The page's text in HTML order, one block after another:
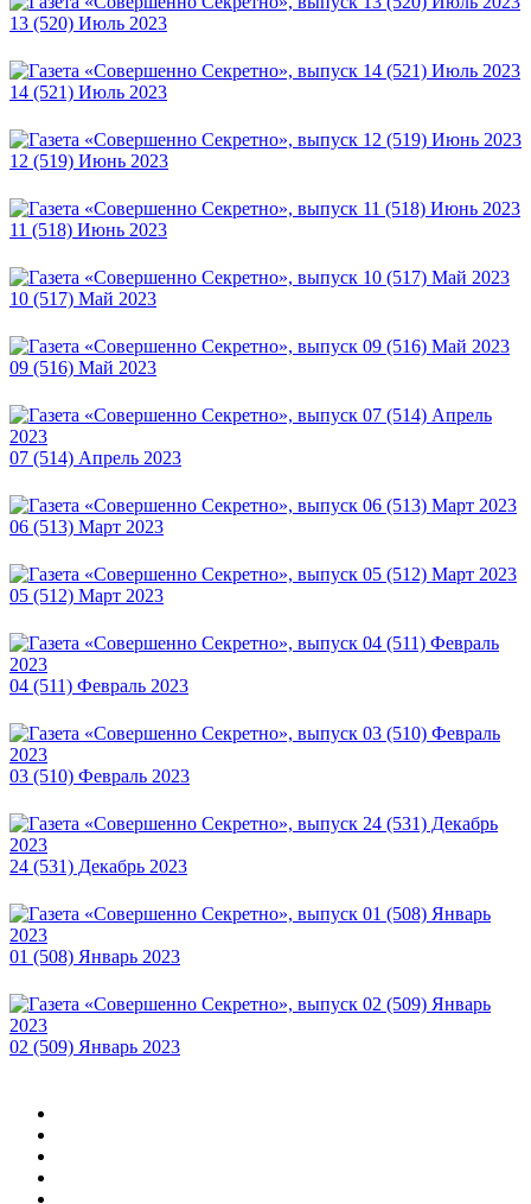
13 (520) Июль 2023
14 (521) Июль 2023
12 (519) Июнь 2023
11 (518) Июнь 2023
10 (517) Май 2023
09 (516) Май 2023
07 (514) Апрель 2023
06 (513) Март 2023
05 (512) Март 2023
04 (511) Февраль 2023
03 (510) Февраль 2023
24 (531) Декабрь 2023
01 (508) Январь 2023
02 (509) Январь 2023